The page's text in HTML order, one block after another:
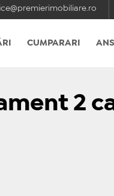
CUMPARARI
2